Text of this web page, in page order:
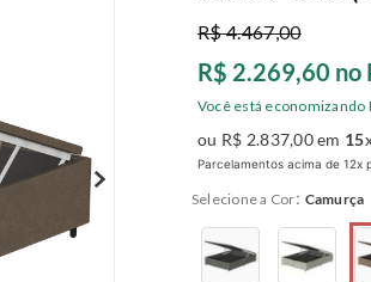
R$4.467,00
R$ 2.269,60 no
Você está economizando
ou R$ 2.837,00em 15
Parcelamentos acima de 12x
Cor: Camurça